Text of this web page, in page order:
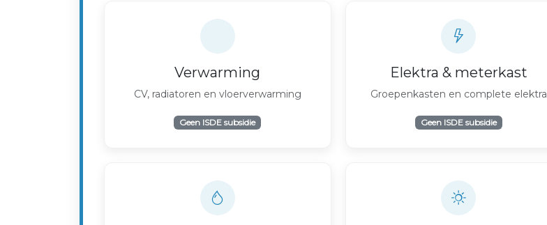
Verwarming
CV, radiatoren en vloerverwarming
Geen ISDE subsidie
Elektra & meterkast
Groepenkasten en complete elektra
Geen ISDE subsidie